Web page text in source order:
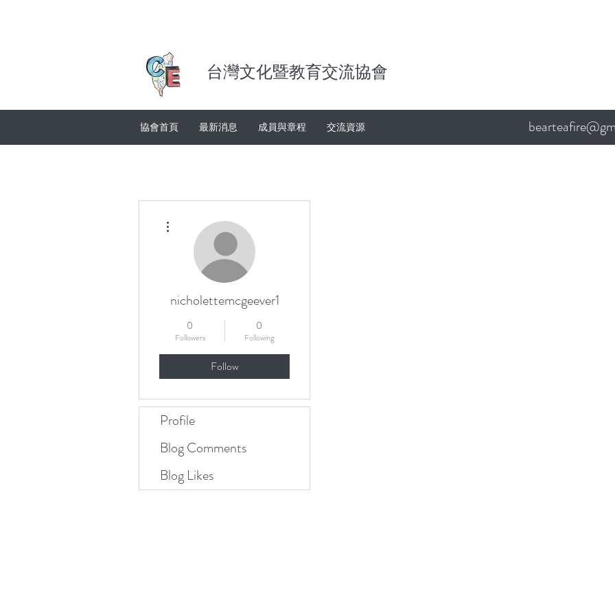
台灣文化暨教育交流協會
協會首頁 最新消息 成員與章程 交流資源
nicholettemcgeever1
0
Followers
0
Following
Follow
Profile
Blog Comments
Blog Likes